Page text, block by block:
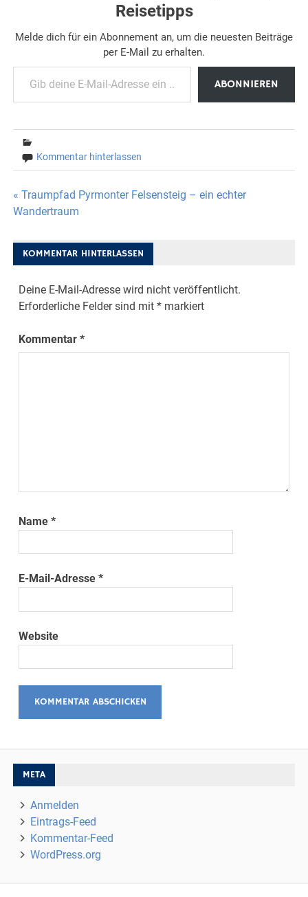
Reisetipps
Melde dich für ein Abonnement an, um die neuesten Beiträge
per E-Mail zu erhalten.
Gib deine E-Mail-Adresse ein ...
ABONNIEREN
Kommentar hinterlassen
Beitragsnavigation
« Traumpfad Pyrmonter Felsensteig – ein echter
Wandertraum
KOMMENTAR HINTERLASSEN
Deine E-Mail-Adresse wird nicht veröffentlicht.
Erforderliche Felder sind mit* markiert
Kommentar*
Name*
E-Mail-Adresse*
Website
META
Anmelden
Eintrags-Feed
Kommentar-Feed
WordPress.org